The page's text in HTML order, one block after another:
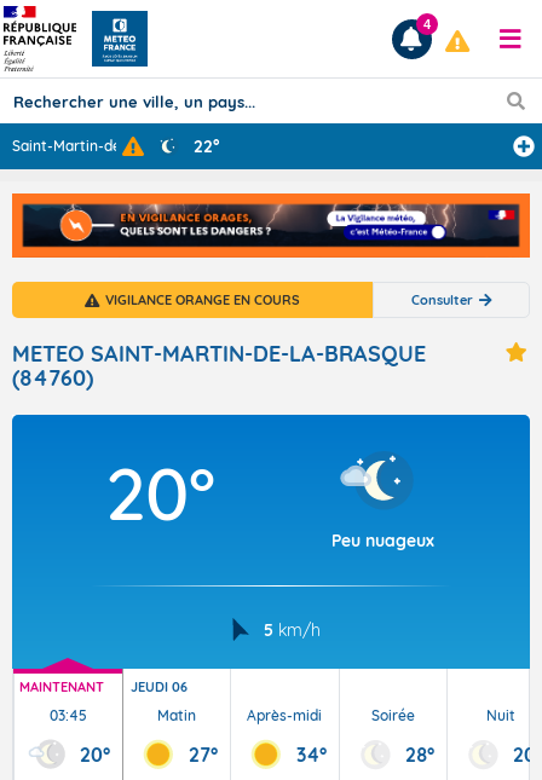
Prévisions
TOUS LES RÉSULTATS
Articles
4
Saint-Martin-de ... 22°
VIGILANCE ORANGE EN COURS Consulter
METEO SAINT-MARTIN-DE-LA-BRASQUE
(84760)
20°
Peu nuageux
5 km/h
MAINTENANT
03:45
20°
JEUDI 06
Matin
27°
Après-midi
34°
Soirée
28°
Nuit
20°